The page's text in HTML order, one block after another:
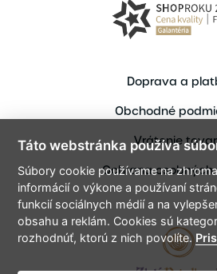
Doprava a
Obchodné
Vrátenie
Ochrana osobných
Táto webstránka používa
Súbory cookie používame na
informácií o výkone a používaní
funkcií sociálnych médií a na
obsahu a reklám. Cookies sú
rozhodnúť, ktorú z nich povolíte.